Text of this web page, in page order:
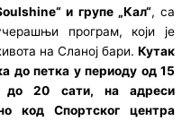
и групе „Кал“, са
програм, који је
на Сланој бари. Кутак
до петка у периоду од 15
20 сати, на адреси
код Спортског центра